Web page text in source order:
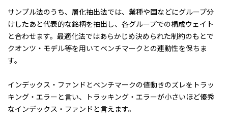
サンプル法のうち、層化抽出法では、業種や国などにグループ分
けしたあと代表的な銘柄を抽出し、各グループでの構成ウェイト
と合わせます。最適化法ではあらかじめ決められた制約のもとで
クオンツ・モデル等を用いてベンチマークとの連動性を保ちま
す。
インデックス・ファンドとベンチマークの値動きのズレをトラッ
キング・エラーと言い、トラッキング・エラーが小さいほど優秀
なインデックス・ファンドと言えます。